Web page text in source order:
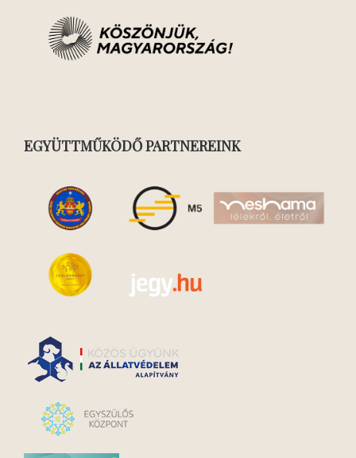
EGYÜTTMŰKÖDŐ PARTNEREINK